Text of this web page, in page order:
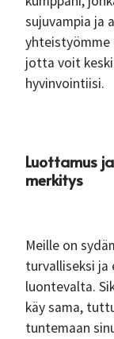
sujuvampia ja
yhteistyömme
jotta voit
hyvinvointiisi.
Luottamus
merkitys
Meille on
turvalliseksi
luontevalta.
käy sama,
tuntemaan